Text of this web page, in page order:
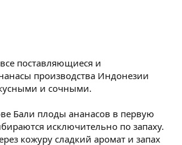
поставляющиеся и
производства Индонезии
и сочными.
Бали плоды ананасов в первую
исключительно по запаху.
кожуру сладкий аромат и запах